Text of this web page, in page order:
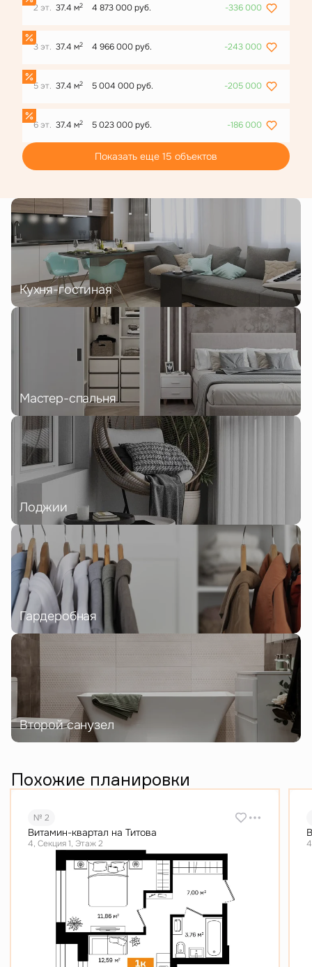
2 эт. 37.4 м2 4 873 000 руб. -336 000
3 эт. 37.4 м2 4 966 000 руб. -243 000
5 эт. 37.4 м2 5 004 000 руб. -205 000
6 эт. 37.4 м2 5 023 000 руб. -186 000
Показать еще 15 объектов
Кухня-гостиная
Мастер-спальня
Лоджии
Гардеробная
Второй санузел
Похожие планировки
№ 2
Витамин-квартал на Титова
4, Секция 1, Этаж 2